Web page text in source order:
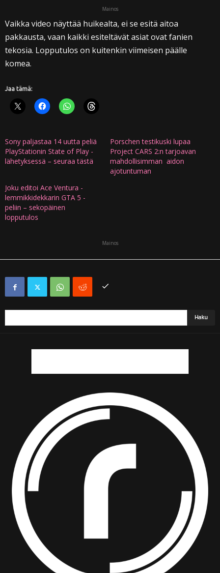
Mainos
Vaikka video näyttää huikealta, ei se esitä aitoa
pakkausta, vaan kaikki esiteltävät asiat ovat fanien
tekosia. Lopputulos on kuitenkin viimeisen päälle
komea.
Jaa tämä:
Sony paljastaa 14 uutta peliä
PlayStationin State of Play -
lähetyksessä – seuraa tästä
Porschen testikuski lupaa
Project CARS 2:n tarjoavan
mahdollisimman aidon
ajotuntuman
Joku editoi Ace Ventura -
lemmikkidekkarin GTA 5 -
peliin – sekopäinen
lopputulos
Mainos